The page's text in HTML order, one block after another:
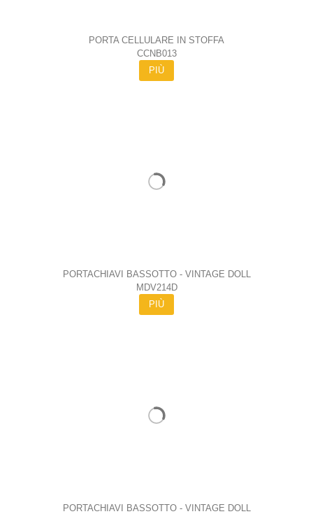
PORTA CELLULARE IN STOFFA
CCNB013
PIÙ
PORTACHIAVI BASSOTTO - VINTAGE DOLL
MDV214D
PIÙ
PORTACHIAVI BASSOTTO - VINTAGE DOLL